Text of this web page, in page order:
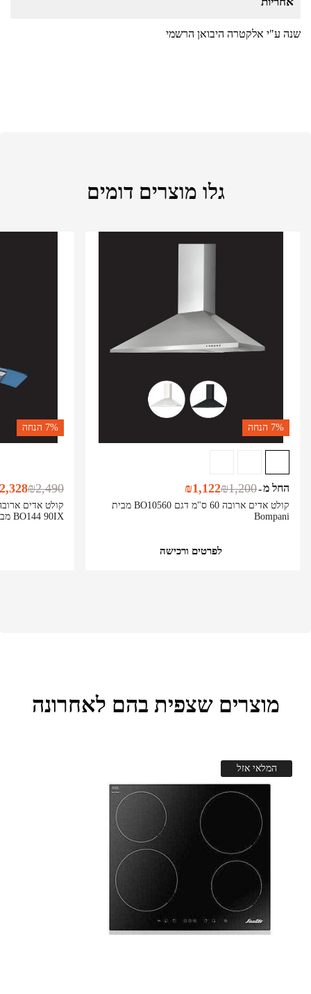
שנה ע"י אלקטרה היבואן הרשמי
גלו מוצרים דומים
7% הנחה
קולט אדים ארובה 60 ס"מ דגם BO10560 מבית
Bompani
החל מ-
₪1,200
₪1,122
לפרטים ורכישה
7% הנחה
BO144 90IX מבית Bompani
₪2,490
מוצרים שצפית בהם לאחרונה
המלאי אזל